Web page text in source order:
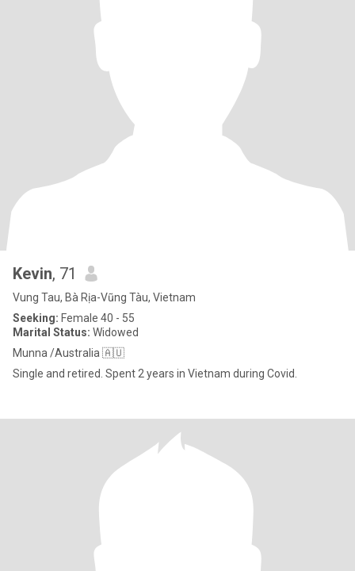
Kevin, 71
Vung Tau, Bà Rịa-Vũng Tàu, Vietnam
Seeking: Female 40 - 55
Marital Status: Widowed
Munna /Australia 🇦🇺
Single and retired. Spent 2 years in Vietnam during Covid.